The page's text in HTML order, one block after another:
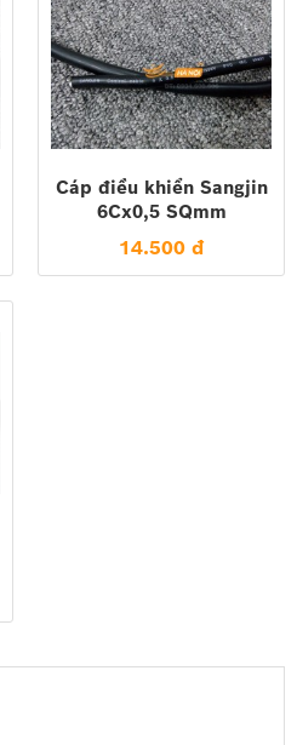
Cáp điều khiển Sangjin
6Cx0,5 SQmm
14.500 đ